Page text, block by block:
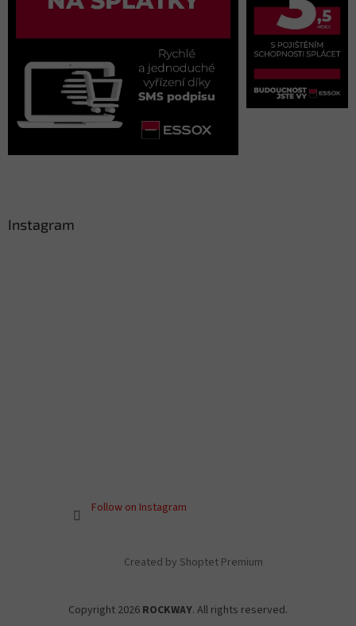
Instagram
Follow on Instagram
Created by Shoptet Premium
Copyright 2026 ROCKWAY. All rights reserved.